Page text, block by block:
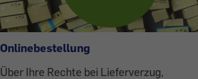
Onlinebestellung
Über Ihre Rechte bei Lieferverzug,